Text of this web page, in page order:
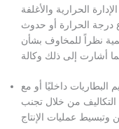
الحرارية والأغلفة
درجة الحرارة أو حدوث
نظراً للمخاوف بشأن
داخليًا أو مع
من خلال تجنب